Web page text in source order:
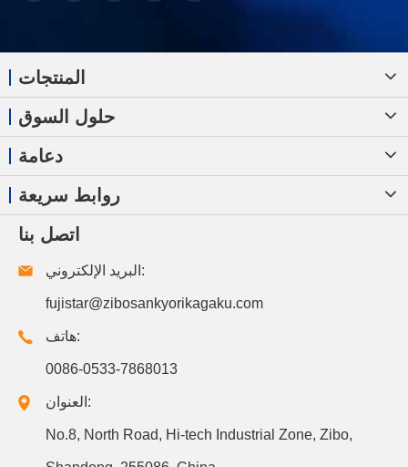
المنتجات
حلول السوق
دعامة
روابط سريعة
اتصل بنا
البريد الإلكتروني:
fujistar@zibosankyorikagaku.com
هاتف:
0086-0533-7868013
العنوان:
No.8, North Road, Hi-tech Industrial Zone, Zibo,